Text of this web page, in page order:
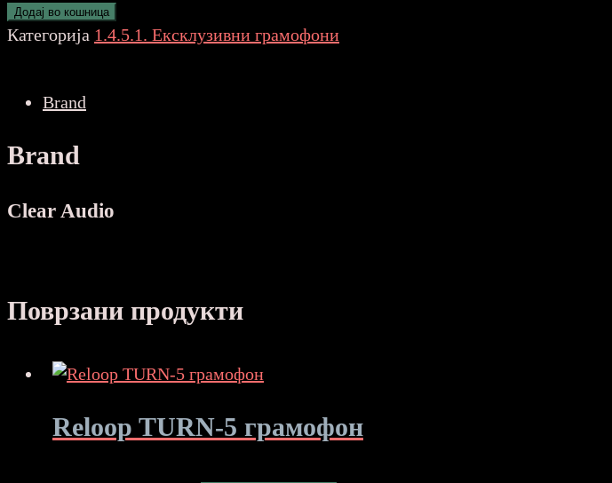
Audio
STATEMENT
Додај во кошница
Категорија 1.4.5.1. Ексклузивни грамофони
Brand
Brand
Clear Audio
Поврзани продукти
Reloop TURN-5 грамофон